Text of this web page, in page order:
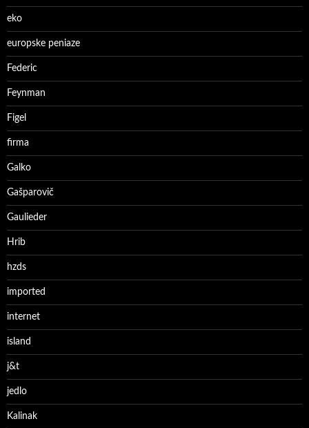
eko
europske peniaze
Federic
Feynman
Figel
firma
Galko
Gašparovič
Gaulieder
Hrib
hzds
imported
internet
island
j&t
jedlo
Kalinak